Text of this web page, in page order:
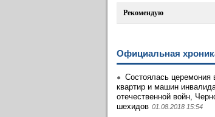
Рекомендую
Официальная
Состоялась церемония
квартир и машин
отечественной войн,
шехидов 01.08.2018 15:54